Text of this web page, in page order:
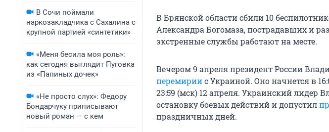
В Сочи поймали
наркозакладчика с Сахалина с
крупной партией «синтетики»
«Меня бесила моя роль»:
как сегодня выглядит Пуговка
из «Папиных дочек»
«Не просто слух»: Федору
Бондарчуку приписывают
новый роман — с кем
В Брянской области сбили 10
Александра Богомаза, пострадавших и
экстренные службы работают на месте.
Вечером 9 апреля президент России
перемириис Украиной. Оно начнется в
23:59 (мск) 12 апреля. Украинский лидер
остановку боевых действий и допустил
праздничных дней.